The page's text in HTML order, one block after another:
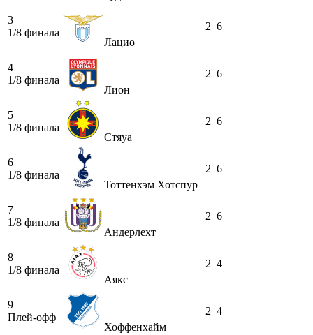
3
1/8 финала
Лацио
2 6
4
1/8 финала
Лион
2 6
5
1/8 финала
Стяуа
2 6
6
1/8 финала
Тоттенхэм Хотспур
2 6
7
1/8 финала
Андерлехт
2 6
8
1/8 финала
Аякс
2 4
9
Плей-офф
Хоффенхайм
2 4